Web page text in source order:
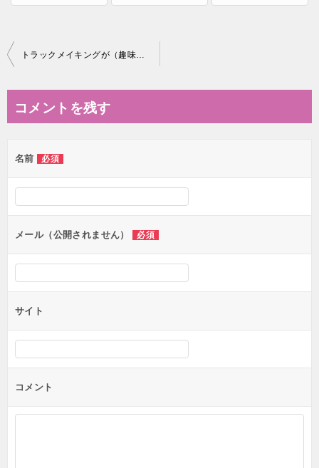
投
ビ
ー
シ
ン
トラックメイキングが（趣味が）日常から救ってくれる！非日常の使い方
コメントを残す
名前 必須
メール（公開されません） 必須
サイト
コメント